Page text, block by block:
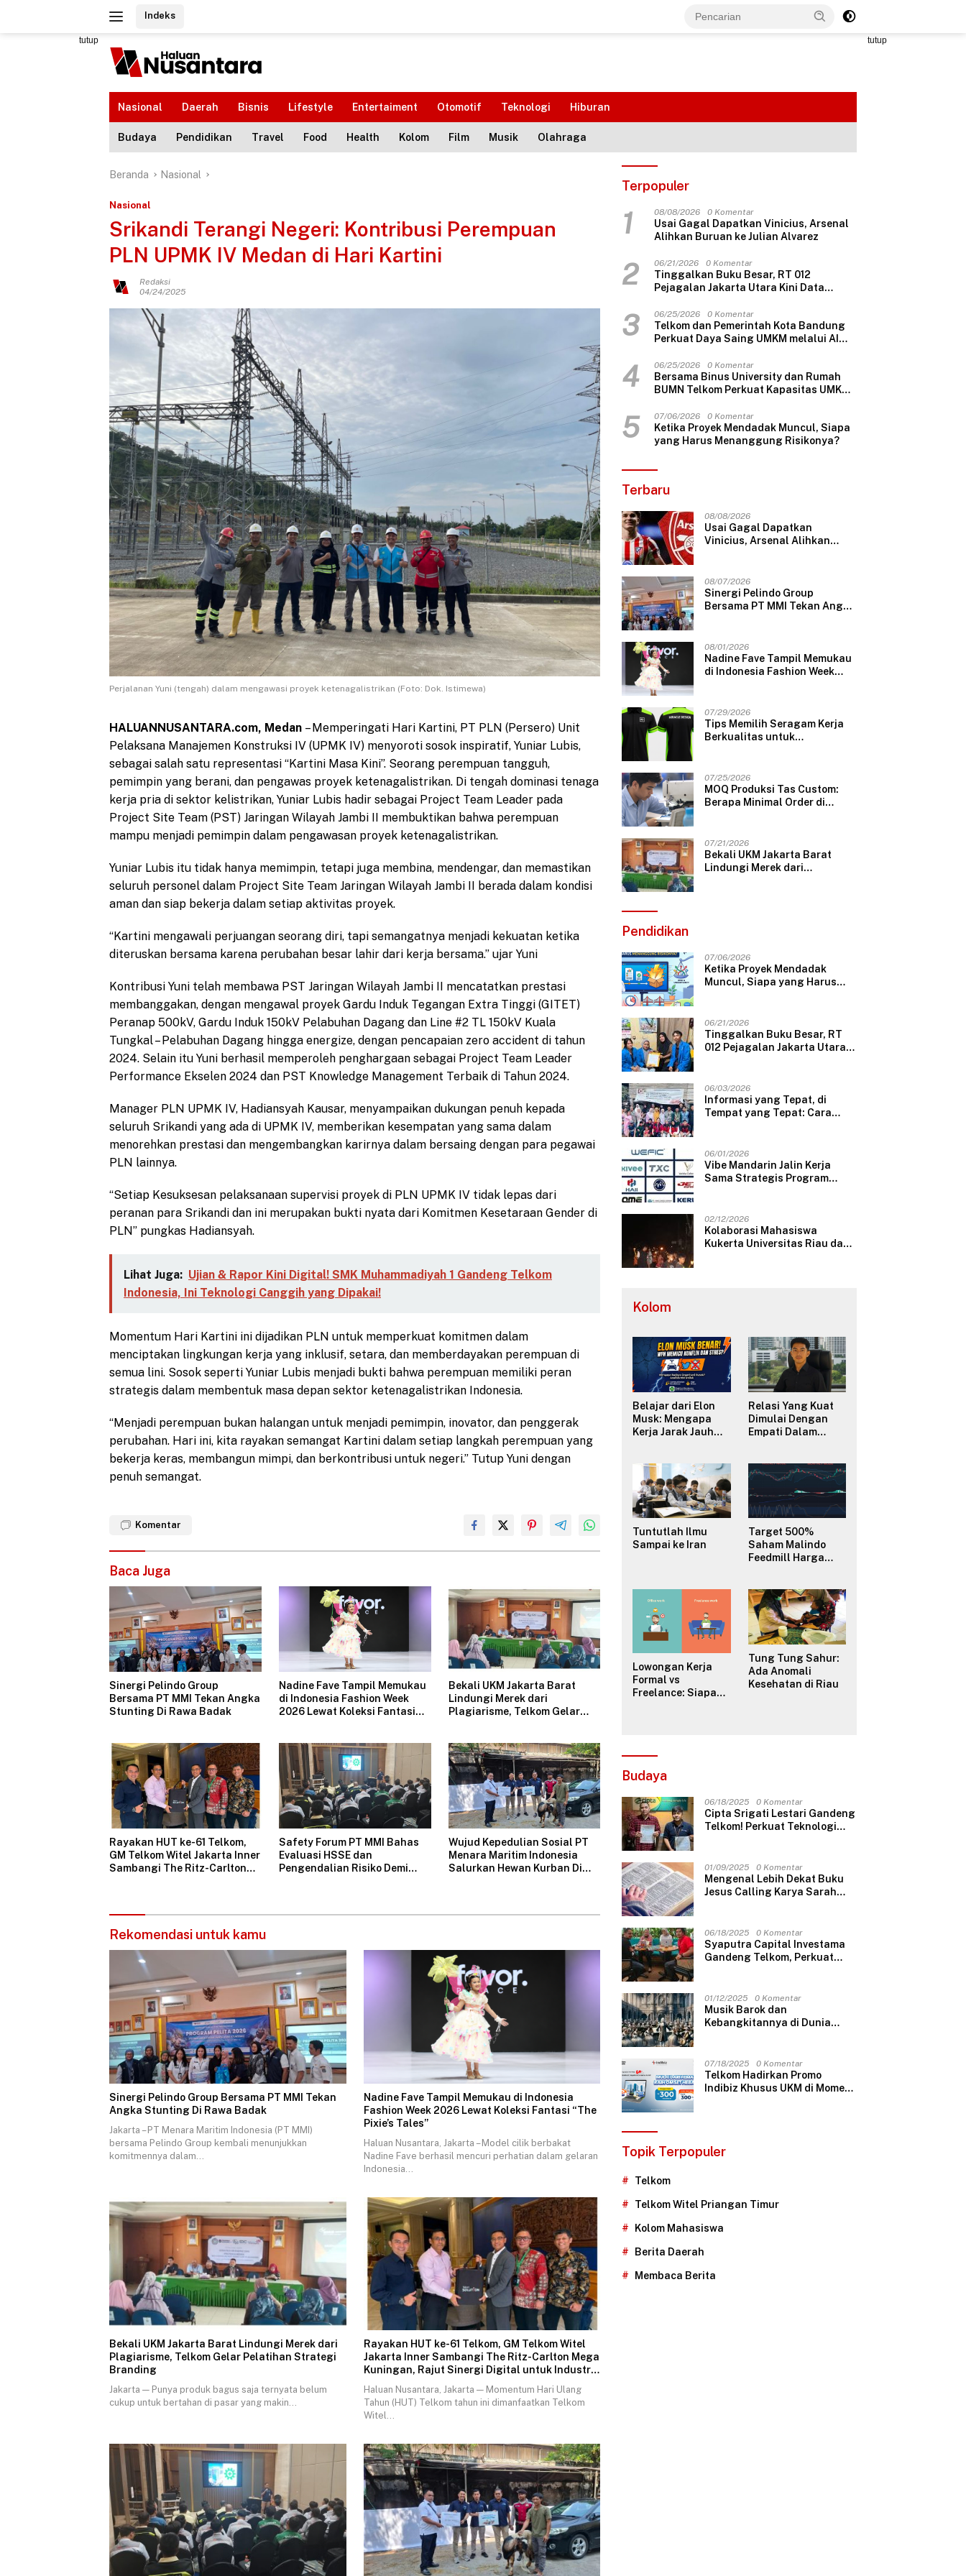
Indeks
tutup tutup
Nasional Daerah Bisnis Lifestyle Entertaiment Otomotif Teknologi Hiburan
Budaya Pendidikan Travel Food Health Kolom Film Musik Olahraga
Beranda Nasional
Nasional
Srikandi Terangi Negeri: Kontribusi Perempuan
PLN UPMK IV Medan di Hari Kartini
Redaksi
04/24/2025
Perjalanan Yuni (tengah) dalam mengawasi proyek ketenagalistrikan (Foto: Dok. Istimewa)
HALUANNUSANTARA.com, Medan – Memperingati Hari Kartini, PT PLN (Persero) Unit
Pelaksana Manajemen Konstruksi IV (UPMK IV) menyoroti sosok inspiratif, Yuniar Lubis,
sebagai salah satu representasi “Kartini Masa Kini”. Seorang perempuan tangguh,
pemimpin yang berani, dan pengawas proyek ketenagalistrikan. Di tengah dominasi tenaga
kerja pria di sektor kelistrikan, Yuniar Lubis hadir sebagai Project Team Leader pada
Project Site Team (PST) Jaringan Wilayah Jambi II membuktikan bahwa perempuan
mampu menjadi pemimpin dalam pengawasan proyek ketenagalistrikan.
Yuniar Lubis itu tidak hanya memimpin, tetapi juga membina, mendengar, dan memastikan
seluruh personel dalam Project Site Team Jaringan Wilayah Jambi II berada dalam kondisi
aman dan siap bekerja dalam setiap aktivitas proyek.
“Kartini mengawali perjuangan seorang diri, tapi semangatnya menjadi kekuatan ketika
diteruskan bersama karena perubahan besar lahir dari kerja bersama.” ujar Yuni
Kontribusi Yuni telah membawa PST Jaringan Wilayah Jambi II mencatatkan prestasi
membanggakan, dengan mengawal proyek Gardu Induk Tegangan Extra Tinggi (GITET)
Peranap 500kV, Gardu Induk 150kV Pelabuhan Dagang dan Line #2 TL 150kV Kuala
Tungkal – Pelabuhan Dagang hingga energize, dengan pencapaian zero accident di tahun
2024. Selain itu Yuni berhasil memperoleh penghargaan sebagai Project Team Leader
Performance Ekselen 2024 dan PST Knowledge Management Terbaik di Tahun 2024.
Manager PLN UPMK IV, Hadiansyah Kausar, menyampaikan dukungan penuh kepada
seluruh Srikandi yang ada di UPMK IV, memberikan kesempatan yang sama dalam
menorehkan prestasi dan mengembangkan karirnya dalam bersaing dengan para pegawai
PLN lainnya.
“Setiap Kesuksesan pelaksanaan supervisi proyek di PLN UPMK IV tidak lepas dari
peranan para Srikandi dan ini merupakan bukti nyata dari Komitmen Kesetaraan Gender di
PLN” pungkas Hadiansyah.
Lihat Juga: Ujian & Rapor Kini Digital! SMK Muhammadiyah 1 Gandeng Telkom
Indonesia, Ini Teknologi Canggih yang Dipakai!
Momentum Hari Kartini ini dijadikan PLN untuk memperkuat komitmen dalam
menciptakan lingkungan kerja yang inklusif, setara, dan memberdayakan perempuan di
semua lini. Sosok seperti Yuniar Lubis menjadi bukti bahwa perempuan memiliki peran
strategis dalam membentuk masa depan sektor ketenagalistrikan Indonesia.
“Menjadi perempuan bukan halangan untuk menjadi pemimpin, inovator, dan penggerak
perubahan. Hari ini, kita rayakan semangat Kartini dalam setiap langkah perempuan yang
bekerja keras, membangun mimpi, dan berkontribusi untuk negeri.” Tutup Yuni dengan
penuh semangat.
Komentar
Baca Juga
Sinergi Pelindo Group
Bersama PT MMI Tekan Angka
Stunting Di Rawa Badak
Nadine Fave Tampil Memukau
di Indonesia Fashion Week
2026 Lewat Koleksi Fantasi
Bekali UKM Jakarta Barat
Lindungi Merek dari
Plagiarisme, Telkom Gelar
Rayakan HUT ke-61 Telkom,
GM Telkom Witel Jakarta Inner
Sambangi The Ritz-Carlton
Safety Forum PT MMI Bahas
Evaluasi HSSE dan
Pengendalian Risiko Demi
Wujud Kepedulian Sosial PT
Menara Maritim Indonesia
Salurkan Hewan Kurban Di
Rekomendasi untuk kamu
Sinergi Pelindo Group Bersama PT MMI Tekan
Angka Stunting Di Rawa Badak
Jakarta – PT Menara Maritim Indonesia (PT MMI)
bersama Pelindo Group kembali menunjukkan
komitmennya dalam…
Nadine Fave Tampil Memukau di Indonesia
Fashion Week 2026 Lewat Koleksi Fantasi “The
Pixie’s Tales”
Haluan Nusantara, Jakarta – Model cilik berbakat
Nadine Fave berhasil mencuri perhatian dalam gelaran
Indonesia…
Bekali UKM Jakarta Barat Lindungi Merek dari
Plagiarisme, Telkom Gelar Pelatihan Strategi
Branding
Jakarta — Punya produk bagus saja ternyata belum
cukup untuk bertahan di pasar yang makin…
Rayakan HUT ke-61 Telkom, GM Telkom Witel
Jakarta Inner Sambangi The Ritz-Carlton Mega
Kuningan, Rajut Sinergi Digital untuk Industri
Hospitality
Haluan Nusantara, Jakarta — Momentum Hari Ulang
Tahun (HUT) Telkom tahun ini dimanfaatkan Telkom
Witel…
Terpopuler
1 08/08/2026 0 Komentar
Usai Gagal Dapatkan Vinicius, Arsenal
Alihkan Buruan ke Julian Alvarez
2 06/21/2026 0 Komentar
Tinggalkan Buku Besar, RT 012
Pejagalan Jakarta Utara Kini Data
3 06/25/2026 0 Komentar
Telkom dan Pemerintah Kota Bandung
Perkuat Daya Saing UMKM melalui AI
4 06/25/2026 0 Komentar
Bersama Binus University dan Rumah
BUMN Telkom Perkuat Kapasitas UMKM
dan Strategi Penentuan Harga Jual
5 07/06/2026 0 Komentar
Ketika Proyek Mendadak Muncul, Siapa
yang Harus Menanggung Risikonya?
Terbaru
08/08/2026
Usai Gagal Dapatkan
Vinicius, Arsenal Alihkan
08/07/2026
Sinergi Pelindo Group
Bersama PT MMI Tekan Angka
08/01/2026
Nadine Fave Tampil Memukau
di Indonesia Fashion Week
07/29/2026
Tips Memilih Seragam Kerja
Berkualitas untuk
07/25/2026
MOQ Produksi Tas Custom:
Berapa Minimal Order di
07/21/2026
Bekali UKM Jakarta Barat
Lindungi Merek dari
Pendidikan
07/06/2026
Ketika Proyek Mendadak
Muncul, Siapa yang Harus
06/21/2026
Tinggalkan Buku Besar, RT
012 Pejagalan Jakarta Utara
06/03/2026
Informasi yang Tepat, di
Tempat yang Tepat: Cara
Desa
06/01/2026
Vibe Mandarin Jalin Kerja
Sama Strategis Program
Perusahaan Nasional dan
Internasional
02/12/2026
Kolaborasi Mahasiswa
Kukerta Universitas Riau dan
Kolom
Belajar dari Elon
Musk: Mengapa
Kerja Jarak Jauh
Merusak Budaya
Organisasi?
Relasi Yang Kuat
Dimulai Dengan
Empati Dalam
Tuntutlah Ilmu
Sampai ke Iran
Target 500%
Saham Malindo
Feedmill Harga
Fundamental
Valuasi & Teknikal
Lowongan Kerja
Formal vs
Freelance: Siapa
Tung Tung Sahur:
Ada Anomali
Kesehatan di Riau
Budaya
06/18/2025 0 Komentar
Cipta Srigati Lestari Gandeng
Telkom! Perkuat Teknologi
01/09/2025 0 Komentar
Mengenal Lebih Dekat Buku
Jesus Calling Karya Sarah
06/18/2025 0 Komentar
Syaputra Capital Investama
Gandeng Telkom, Perkuat
01/12/2025 0 Komentar
Musik Barok dan
Kebangkitannya di Dunia
07/18/2025 0 Komentar
Telkom Hadirkan Promo
Indibiz Khusus UKM di Momen
Topik Terpopuler
Telkom
Telkom Witel Priangan Timur
Kolom Mahasiswa
Berita Daerah
Membaca Berita